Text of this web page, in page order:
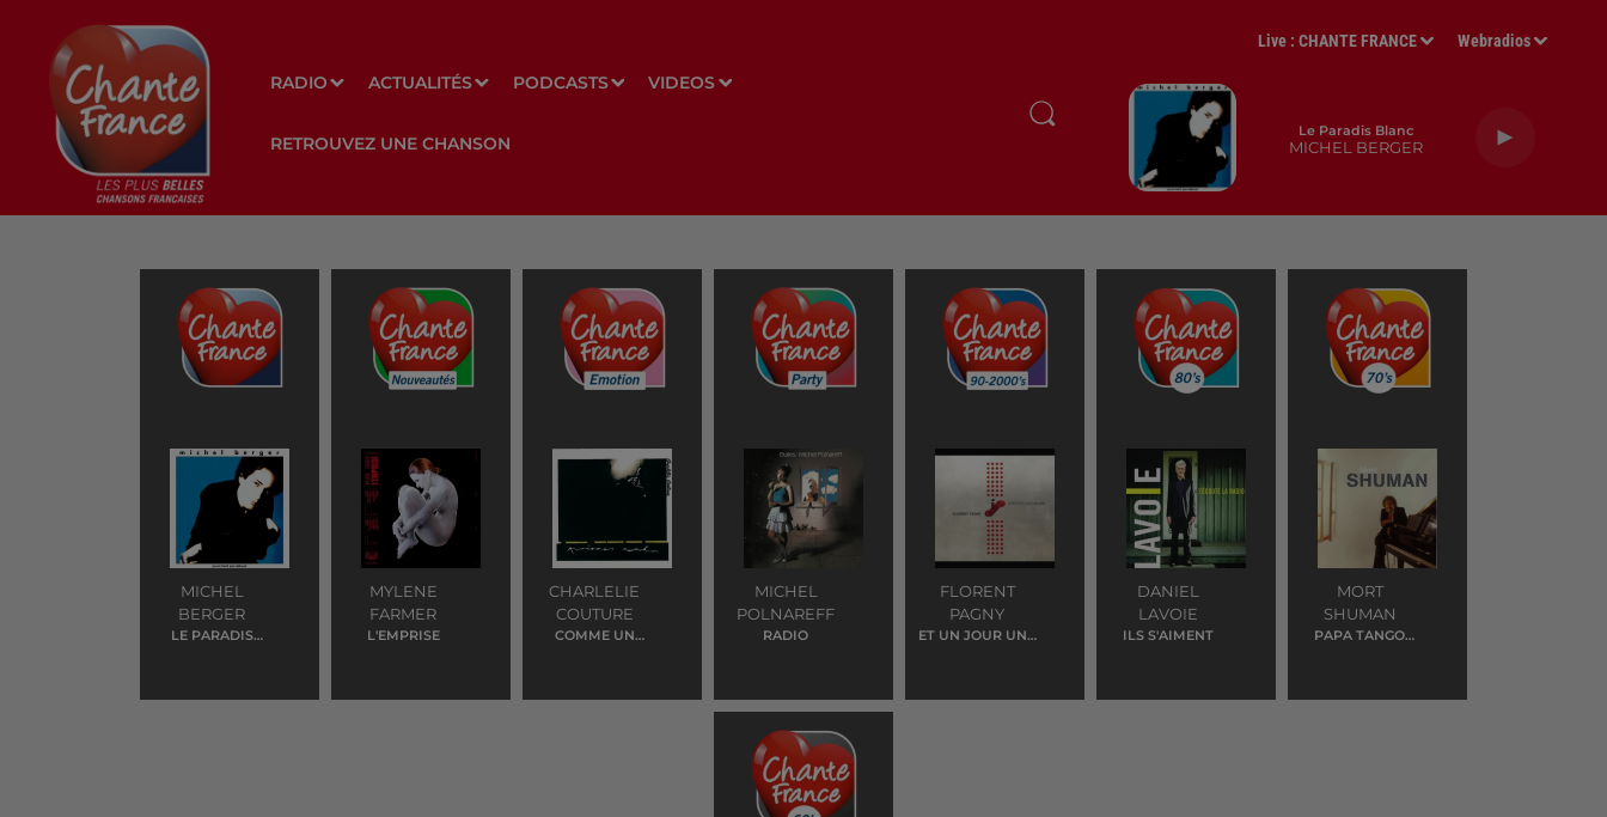
RADIO ACTUALITÉS PODCASTS VIDEOS
RETROUVEZ UNE CHANSON
Live :CHANTE FRANCE Webradios
Le Paradis Blanc
MICHEL BERGER
MICHEL
BERGER
LE PARADIS
MYLENE
FARMER
L'EMPRISE
CHARLELIE
COUTURE
COMME UN
MICHEL
POLNAREFF
RADIO
FLORENT
PAGNY
ET UN JOUR UNE
DANIEL
LAVOIE
ILS S'AIMENT
MORT
SHUMAN
PAPA TANGO